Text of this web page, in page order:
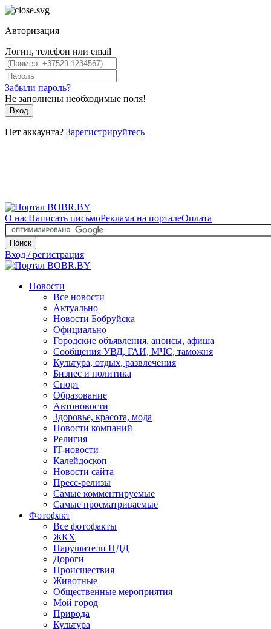
Авторизация
Логин, телефон или email
Забыли пароль?
Не заполнены необходимые поля!
Вход
Нет аккаунта? Зарегистрируйтесь
О насНаписать письмоРеклама на порталеОплата
Поиск
Вход / регистрация
Новости
Все новости
Актуально
Новости Бобруйска
Официально
Городские объявления, анонсы, афиша
Сообщения УВД, ГАИ, МЧС, таможня
Культура, отдых, развлечения
Бизнес и политика
Спорт
Образование
Автоновости
Здоровье, красота, мода
Новости компаний
Религия
IT-новости
Калейдоскоп
Новости сайта
Пресс-релизы
Самые комментируемые
Самые просматриваемые
Фотофакт
Все фотофакты
ЖКХ
Нарушители ПДД
Дороги
Происшествия
Животные
Общественные мероприятия
Мой город
Природа
Культура